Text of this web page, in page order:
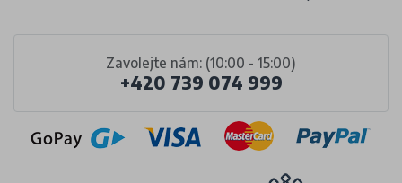
Zavolejte nám: (10:00 - 15:00)
+420 739 074 999